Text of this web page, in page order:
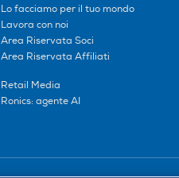
Lo facciamo per il tuo mondo
Lavora con noi
Area Riservata Soci
Area Riservata Affiliati
Retail Media
Ronics: agente AI